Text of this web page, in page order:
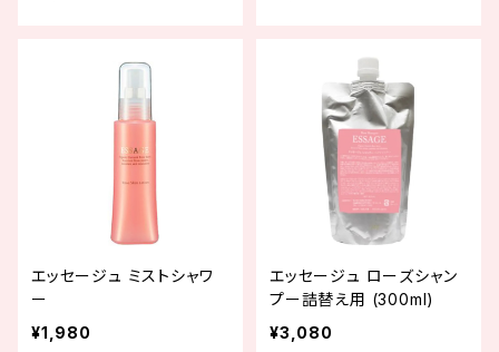
エッセージュ ミストシャワ
ー
¥1,980
エッセージュ ローズシャン
プー詰替え用 (300ml)
¥3,080